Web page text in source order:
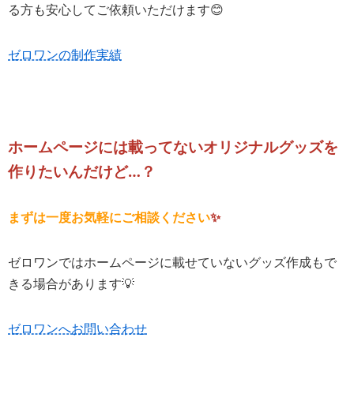
る方も安心してご依頼いただけます😊
ゼロワンの制作実績
ホームページには載ってないオリジナルグッズを
作りたいんだけど…？
まずは一度お気軽にご相談ください✨
ゼロワンではホームページに載せていないグッズ作成もで
きる場合があります💡
ゼロワンへお問い合わせ